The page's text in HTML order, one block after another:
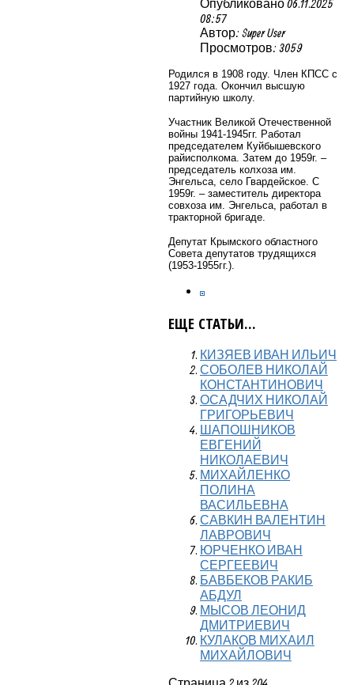
Опубликовано 06.11.2025
08:57
Автор: Super User
Просмотров: 3059
Родился в 1908 году. Член КПСС с
1927 года. Окончил высшую
партийную школу.
Участник Великой Отечественной
войны 1941-1945гг. Работал
председателем Куйбышевского
райисполкома. Затем до 1959г. –
председатель колхоза им.
Энгельса, село Гвардейское. С
1959г. – заместитель директора
совхоза им. Энгельса, работал в
тракторной бригаде.
Депутат Крымского областного
Совета депутатов трудящихся
(1953-1955гг.).
ЕЩЕ СТАТЬИ...
КИЗЯЕВ ИВАН ИЛЬИЧ
СОБОЛЕВ НИКОЛАЙ
КОНСТАНТИНОВИЧ
ОСАДЧИХ НИКОЛАЙ
ГРИГОРЬЕВИЧ
ШАПОШНИКОВ
ЕВГЕНИЙ
НИКОЛАЕВИЧ
МИХАЙЛЕНКО
ПОЛИНА
ВАСИЛЬЕВНА
САВКИН ВАЛЕНТИН
ЛАВРОВИЧ
ЮРЧЕНКО ИВАН
СЕРГЕЕВИЧ
БАВБЕКОВ РАКИБ
АБДУЛ
МЫСОВ ЛЕОНИД
ДМИТРИЕВИЧ
КУЛАКОВ МИХАИЛ
МИХАЙЛОВИЧ